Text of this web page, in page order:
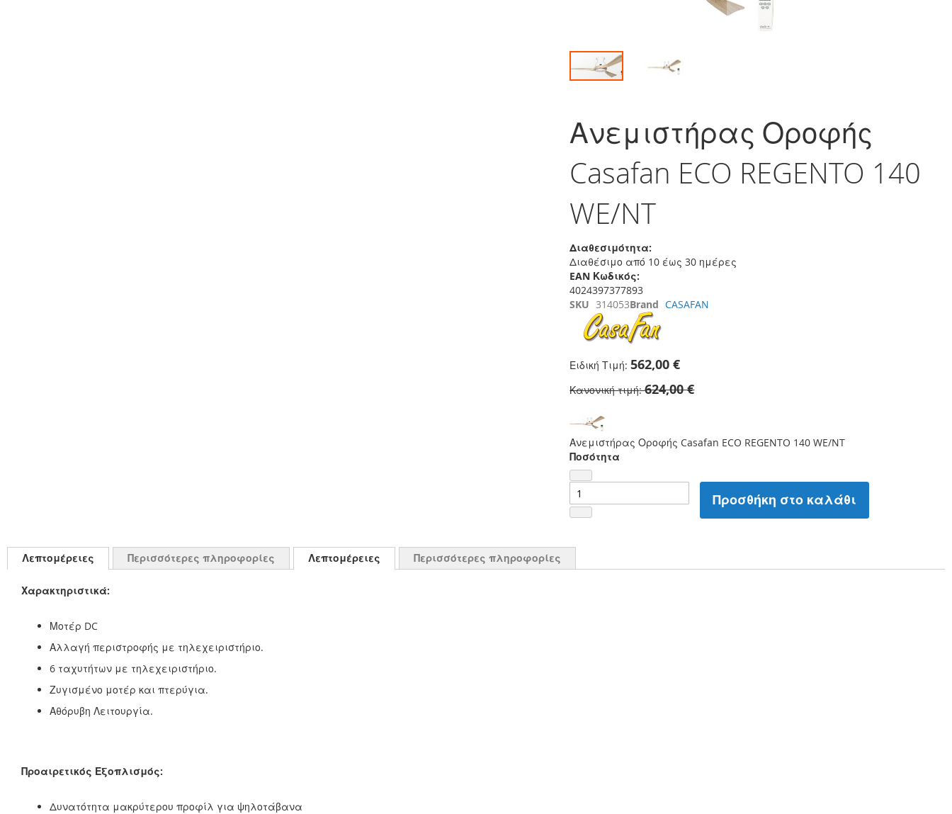
αρχή
της
εικόνων
Ανεμιστήρας Οροφής
Casafan ECO REGENTO 140
WE/NT
Διαθεσιμότητα:
Διαθέσιμο από 10 έως 30 ημέρες
EAN Κωδικός:
4024397377893
SKU 314053Brand CASAFAN
Ειδική Τιμή 562,00 €
Κανονική τιμή 624,00 €
Ανεμιστήρας Οροφής Casafan ECO REGENTO 140 WE/NT
Ποσότητα
Προσθήκη στο καλάθι
Λεπτομέρειες Περισσότερες πληροφορίες Λεπτομέρειες
Χαρακτηριστικά:
Μοτέρ DC
Αλλαγή περιστροφής με τηλεχειριστήριο.
6 ταχυτήτων με τηλεχειριστήριο.
Ζυγισμένο μοτέρ και πτερύγια.
Αθόρυβη Λειτουργία.
Προαιρετικός Εξοπλισμός:
Δυνατότητα μακρύτερου προφίλ για ψηλοτάβανα
Περισσότερες πληροφορίες